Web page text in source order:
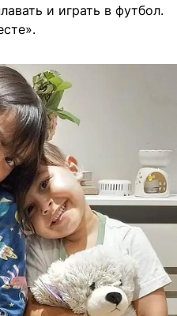
и играть в футбол.